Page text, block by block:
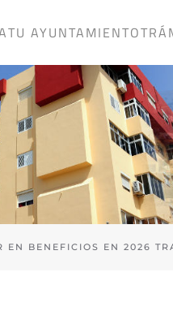
TU AYUNTAMIENTO
BENEFICIOS EN 2026